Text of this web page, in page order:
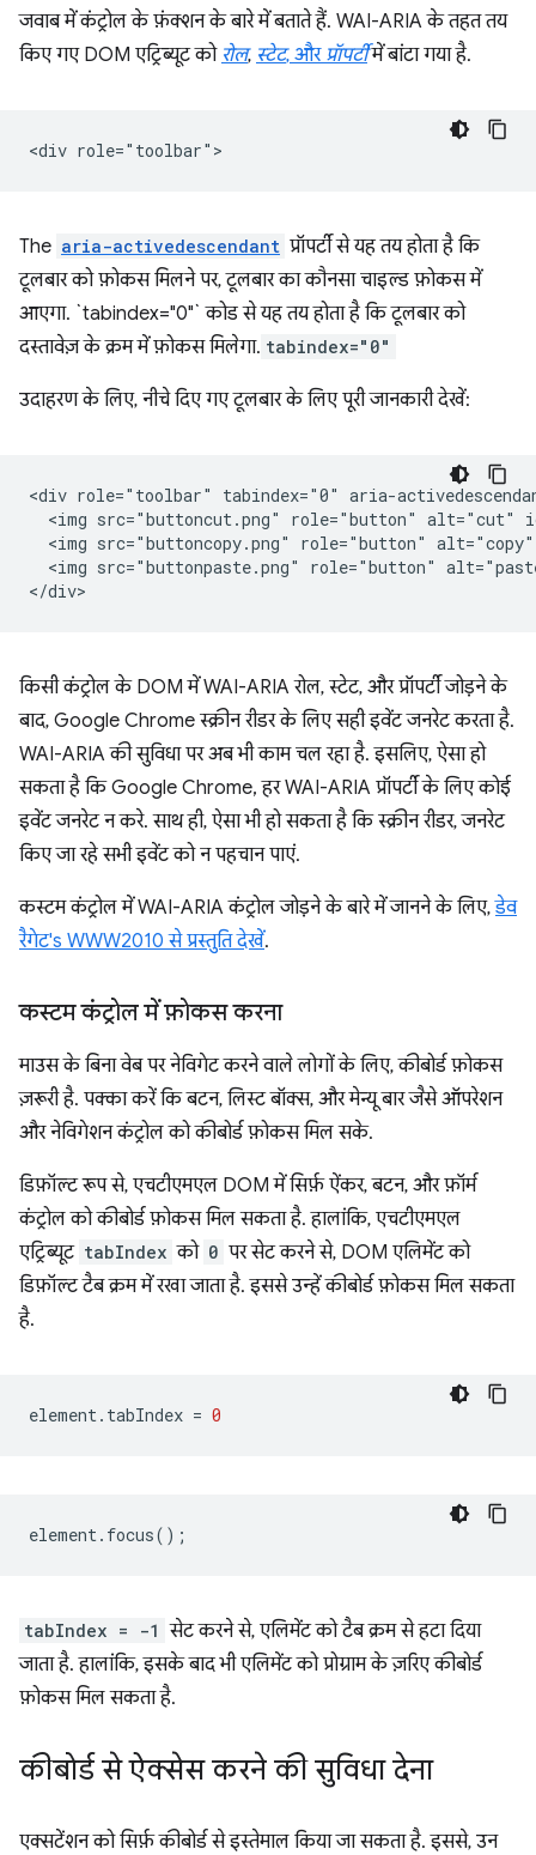
जवाब में कंट्रोल के फ़ंक्शन के बारे में बताते हैं. WAI-ARIA के तहत तय
किए गए DOM एट्रिब्यूट को रोल, स्टेट, और प्रॉपर्टीमें बांटा गया है.
The aria-activedescendant प्रॉपर्टी से यह तय होता है कि
टूलबार को फ़ोकस मिलने पर, टूलबार का कौनसा चाइल्ड फ़ोकस में
आएगा. `tabindex="0"` कोड से यह तय होता है कि टूलबार को
दस्तावेज़ के क्रम में फ़ोकस मिलेगा. tabindex="0"
उदाहरण के लिए, नीचे दिए गए टूलबार के लिए पूरी जानकारी देखें:
<div role="toolbar" tabindex="0" aria-
<img src="buttoncut.png" role="button" alt="cut"
<img src="buttoncopy.png" role="button"
<img src="buttonpaste.png" role="button"
किसी कंट्रोल के DOM में WAI-ARIA रोल, स्टेट, और प्रॉपर्टी जोड़ने के
बाद, Google Chrome स्क्रीन रीडर के लिए सही इवेंट जनरेट करता है.
WAI-ARIA की सुविधा पर अब भी काम चल रहा है. इसलिए, ऐसा हो
सकता है कि Google Chrome, हर WAI-ARIA प्रॉपर्टी के लिए कोई
इवेंट जनरेट न करे. साथ ही, ऐसा भी हो सकता है कि स्क्रीन रीडर, जनरेट
किए जा रहे सभी इवेंट को न पहचान पाएं.
कस्टम कंट्रोल में WAI-ARIA कंट्रोल जोड़ने के बारे में जानने के लिए,डेव
रैगेट's WWW2010 से प्रस्तुति देखें.
कस्टम कंट्रोल में फ़ोकस करना
माउस के बिना वेब पर नेविगेट करने वाले लोगों के लिए, कीबोर्ड फ़ोकस
ज़रूरी है. पक्का करें कि बटन, लिस्ट बॉक्स, और मेन्यू बार जैसे ऑपरेशन
और नेविगेशन कंट्रोल को कीबोर्ड फ़ोकस मिल सके.
डिफ़ॉल्ट रूप से, एचटीएमएल DOM में सिर्फ़ ऐंकर, बटन, और फ़ॉर्म
कंट्रोल को कीबोर्ड फ़ोकस मिल सकता है. हालांकि, एचटीएमएल
एट्रिब्यूट tabIndex को 0 पर सेट करने से, DOM एलिमेंट को
डिफ़ॉल्ट टैब क्रम में रखा जाता है. इससे उन्हें कीबोर्ड फ़ोकस मिल सकता
है.
element . tabIndex = 0
element . focus();
tabIndex = -1 सेट करने से, एलिमेंट को टैब क्रम से हटा दिया
जाता है. हालांकि, इसके बाद भी एलिमेंट को प्रोग्राम के ज़रिए कीबोर्ड
फ़ोकस मिल सकता है.
कीबोर्ड से ऐक्सेस करने की सुविधा देना
एक्सटेंशन को सिर्फ़ कीबोर्ड से इस्तेमाल किया जा सकता है. इससे, उन